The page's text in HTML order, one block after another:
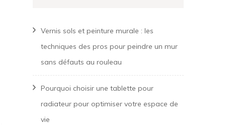
Vernis sols et peinture murale : les
techniques des pros pour peindre un mur
sans défauts au rouleau
Pourquoi choisir une tablette pour
radiateur pour optimiser votre espace de
vie